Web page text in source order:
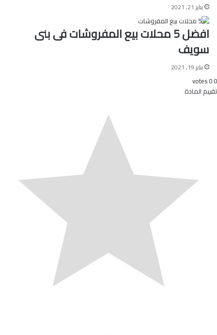
يناير 21, 2021
افضل 5 محلات بيع المفروشات فى بنى
سويف
يناير 19, 2021
0
0
votes
تقييم المادة